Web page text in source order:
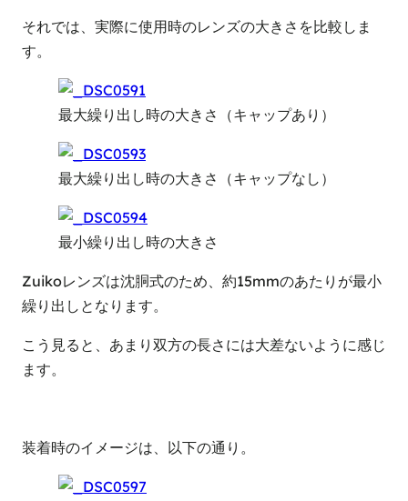
それでは、実際に使用時のレンズの大きさを比較しま
す。
最大繰り出し時の大きさ（キャップあり）
最大繰り出し時の大きさ（キャップなし）
最小繰り出し時の大きさ
Zuikoレンズは沈胴式のため、約15mmのあたりが最小
繰り出しとなります。
こう見ると、あまり双方の長さには大差ないように感じ
ます。
装着時のイメージは、以下の通り。